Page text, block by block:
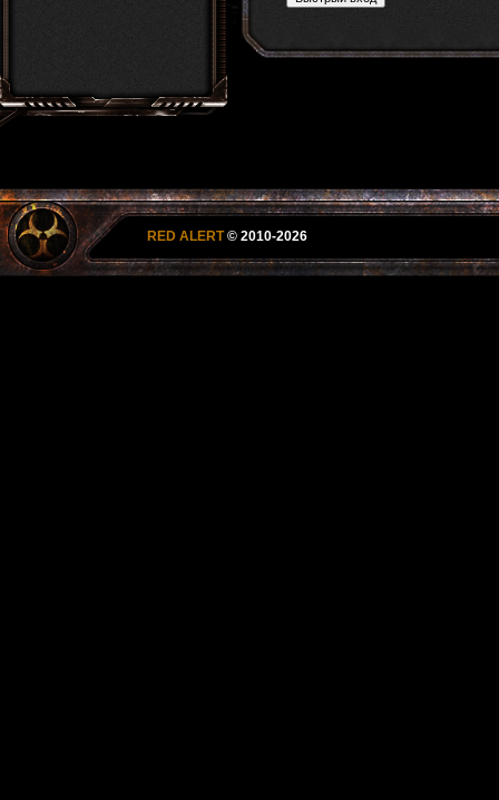
RED ALERT © 2010-2026